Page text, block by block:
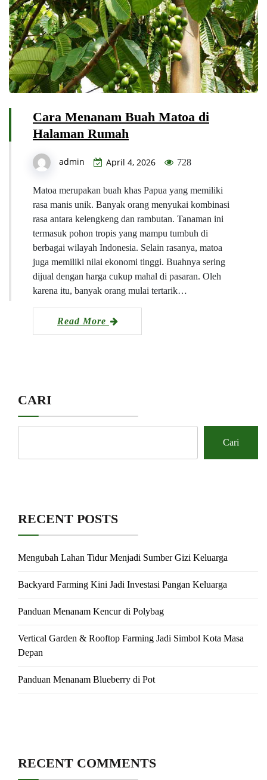
Cara Menanam Buah Matoa di
Halaman Rumah
admin April 4, 2026 728
Matoa merupakan buah khas Papua yang memiliki
rasa manis unik. Banyak orang menyukai kombinasi
rasa antara kelengkeng dan rambutan. Tanaman ini
termasuk pohon tropis yang mampu tumbuh di
berbagai wilayah Indonesia. Selain rasanya, matoa
juga memiliki nilai ekonomi tinggi. Buahnya sering
dijual dengan harga cukup mahal di pasaran. Oleh
karena itu, banyak orang mulai tertarik…
Read More
CARI
Cari
RECENT POSTS
Mengubah Lahan Tidur Menjadi Sumber Gizi Keluarga
Backyard Farming Kini Jadi Investasi Pangan Keluarga
Panduan Menanam Kencur di Polybag
Vertical Garden & Rooftop Farming Jadi Simbol Kota Masa
Depan
Panduan Menanam Blueberry di Pot
RECENT COMMENTS